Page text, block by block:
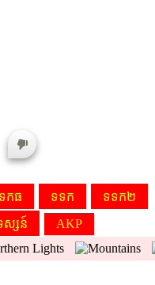
កធ ទទក
ទទក២
សន៍ AKP